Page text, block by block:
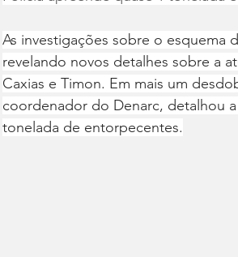
As investigações sobre o esquema
revelando novos detalhes sobre a
Caxias e Timon. Em mais um
coordenador do Denarc, detalhou
tonelada de entorpecentes.